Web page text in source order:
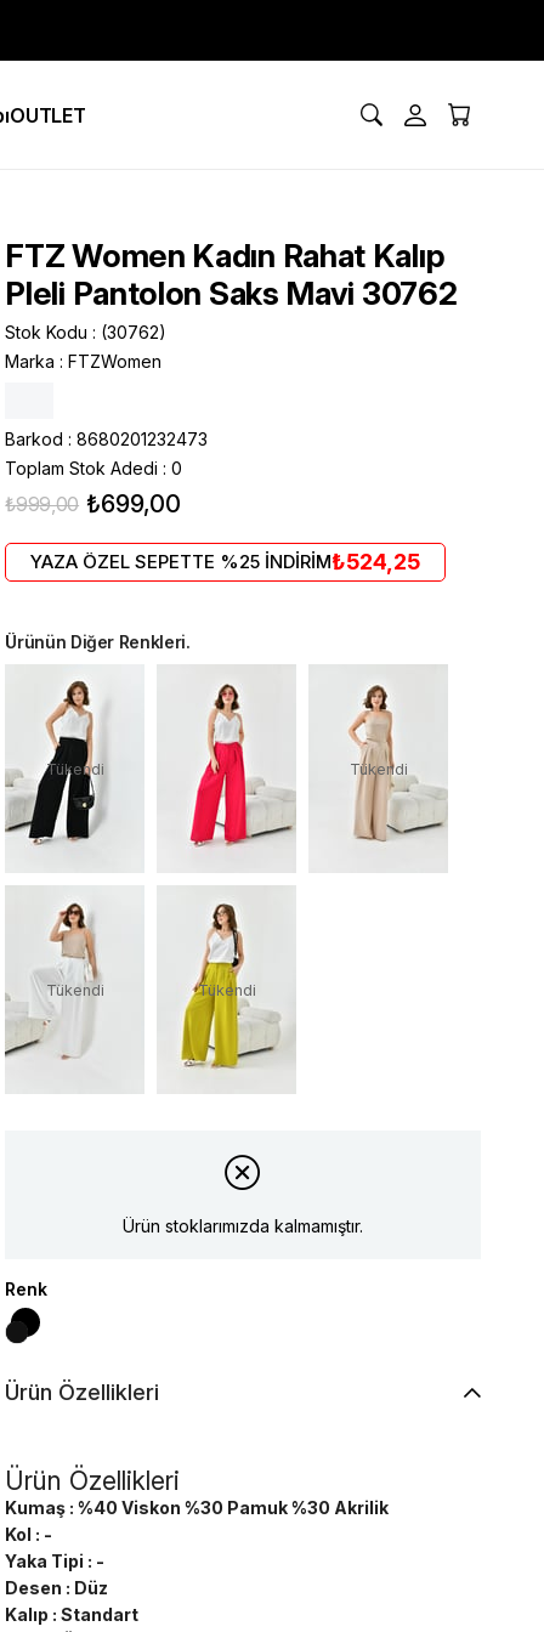
OUTLET
FTZ Women Kadın Rahat Kalıp
Pleli Pantolon Saks Mavi 30762
Stok Kodu
(30762)
Marka : FTZWomen
Barkod : 8680201232473
Toplam Stok Adedi : 0
₺999,00 ₺699,00
YAZA ÖZEL SEPETTE %25 İNDİRİM₺524,25
Ürünün Diğer Renkleri.
Tükendi Tükendi
Tükendi Tükendi
Ürün stoklarımızda kalmamıştır.
Renk
Ürün Özellikleri
Ürün Özellikleri
Kumaş : %40 Viskon %30 Pamuk %30 Akrilik
Kol : -
Yaka Tipi : -
Desen : Düz
Kalıp : Standart